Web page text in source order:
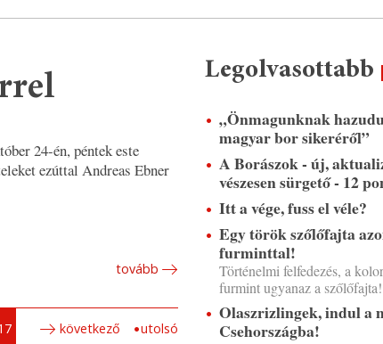
24-én, péntek este
ezúttal Andreas Ebner
tovább
következő utolsó
Legolvasottabb
„Önmagunknak
magyar bor sikeréről”
A Borászok - új,
vészesen sürgető - 12
Itt a vége, fuss el véle?
Egy török szőlőfajta
furminttal!
Történelmi felfedezés, a
furmint ugyanaz a szőlőfajta!
Olaszrizlingek, indul a
Csehországba!